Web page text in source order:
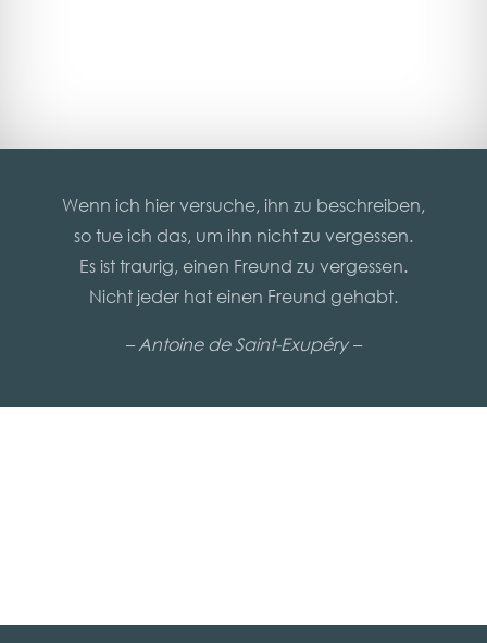
Wenn ich hier versuche, ihn zu beschreiben,
so tue ich das, um ihn nicht zu vergessen.
Es ist traurig, einen Freund zu vergessen.
Nicht jeder hat einen Freund gehabt.
– Antoine de Saint-Exupéry –